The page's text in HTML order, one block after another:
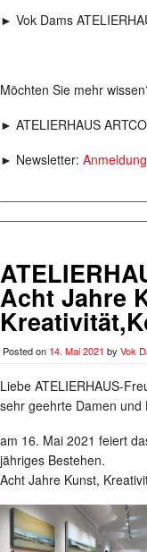
► Vok Dams
Möchten Sie mehr
► ATELIERHAUS
► Newsletter: Anmeldung
Acht Jahre
Posted on 14. Mai 2021 by Vok
Liebe ATELIERHAUS-
sehr geehrte Damen und
am 16. Mai 2021 feiert
jähriges Bestehen.
Acht Jahre Kunst,